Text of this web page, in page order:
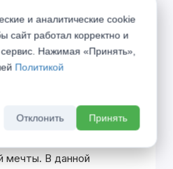
Бизнес подарят
Система
запаха. Многообразие
мечты. В данной
и аналитические cookie
сайт работал корректно и
Нажимая «Принять»,
Политикой
Отклонить Принять